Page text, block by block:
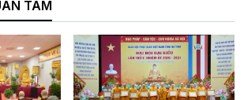
TÂM